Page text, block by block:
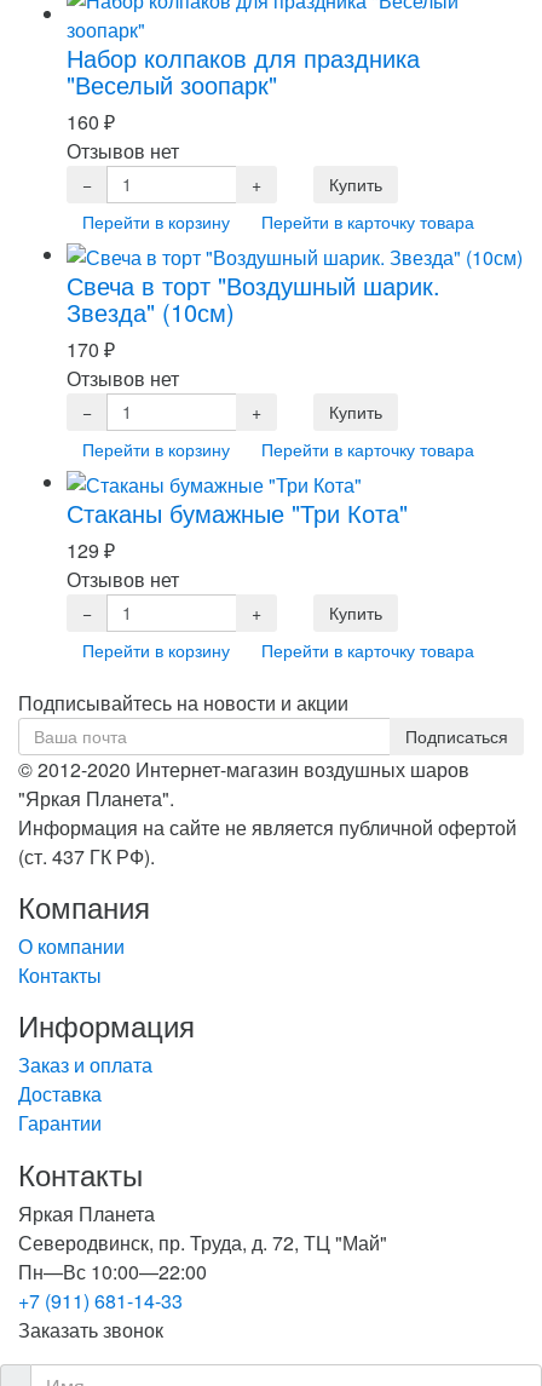
Набор колпаков для праздника
"Веселый зоопарк"
160 ₽
Отзывов нет
Перейти в корзину Перейти в карточку товара
Свеча в торт "Воздушный шарик.
Звезда" (10см)
170 ₽
Отзывов нет
Перейти в корзину Перейти в карточку товара
Стаканы бумажные "Три Кота"
129 ₽
Отзывов нет
Перейти в корзину Перейти в карточку товара
Подписывайтесь на новости и акции
© 2012-2020 Интернет-магазин воздушных шаров
"Яркая Планета".
Информация на сайте не является публичной офертой
(ст. 437 ГК РФ).
Компания
О компании
Контакты
Информация
Заказ и оплата
Доставка
Гарантии
Контакты
Яркая Планета
Северодвинск, пр. Труда, д. 72, ТЦ "Май"
Пн—Вс 10:00—22:00
+7 (911) 681-14-33
Заказать звонок